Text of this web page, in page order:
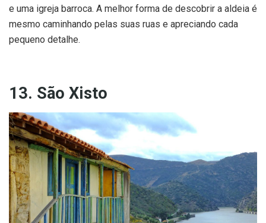
e uma igreja barroca. A melhor forma de descobrir a aldeia é
mesmo caminhando pelas suas ruas e apreciando cada
pequeno detalhe.
13. São Xisto